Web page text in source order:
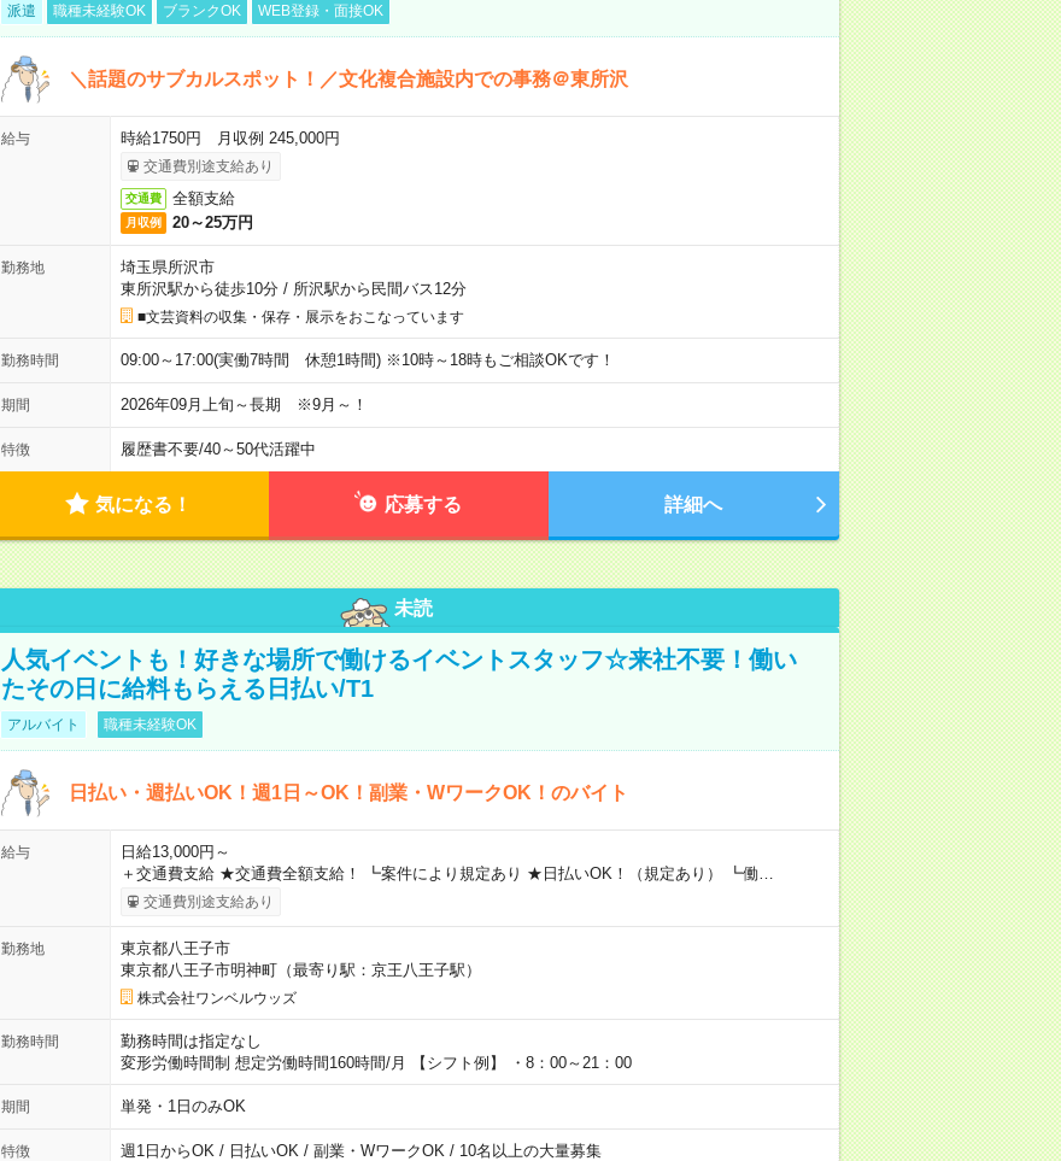
派遣 職種未経験OK ブランクOK WEB登録・面接OK
＼話題のサブカルスポット！／文化複合施設内での事務＠東所沢
給与 時給1750円 月収例 245,000円
交通費別途支給あり
交通費 全額支給
月収例 20～25万円
勤務地
埼玉県所沢市
東所沢駅から徒歩10分/ 所沢駅から民間バス12分
■文芸資料の収集・保存・展示をおこなっています
勤務時間 09:00～17:00(実働7時間 休憩1時間) ※10時～18時もご相談OKです！
期間 2026年09月上旬～長期 ※9月～！
特徴 履歴書不要/40～50代活躍中
気になる！ 応募する 詳細へ
未読
人気イベントも！好きな場所で働けるイベントスタッフ☆来社不要！働い
たその日に給料もらえる日払い/T1
アルバイト 職種未経験OK
日払い・週払いOK！週1日～OK！副業・WワークOK！のバイト
給与
日給13,000円～
＋交通費支給 ★交通費全額支給！ ┗案件により規定あり ★日払いOK！（規定あり） ┗働…
交通費別途支給あり
勤務地
東京都八王子市
東京都八王子市明神町（最寄り駅：京王八王子駅）
株式会社ワンベルウッズ
勤務時間
勤務時間は指定なし
変形労働時間制 想定労働時間160時間/月 【シフト例】 ・8：00～21：00
期間 単発・1日のみOK
特徴 週1日からOK / 日払いOK / 副業・WワークOK / 10名以上の大量募集